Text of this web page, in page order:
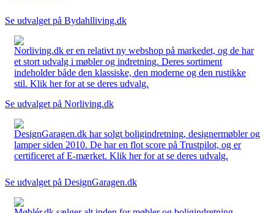
Se udvalget på Bydahlliving.dk
Norliving.dk er en relativt ny webshop på markedet, og de har
et stort udvalg i møbler og indretning. Deres sortiment
indeholder både den klassiske, den moderne og den rustikke
stil. Klik her for at se deres udvalg.
Se udvalget på Norliving.dk
DesignGaragen.dk har solgt boligindretning, designermøbler og
lamper siden 2010. De har en flot score på Trustpilot, og er
certificeret af E-mærket. Klik her for at se deres udvalg.
Se udvalget på DesignGaragen.dk